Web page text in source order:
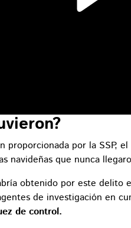
proporcionada por la SSP,
navideñas que nunca
obtenido por este delito
de investigación en
de control.